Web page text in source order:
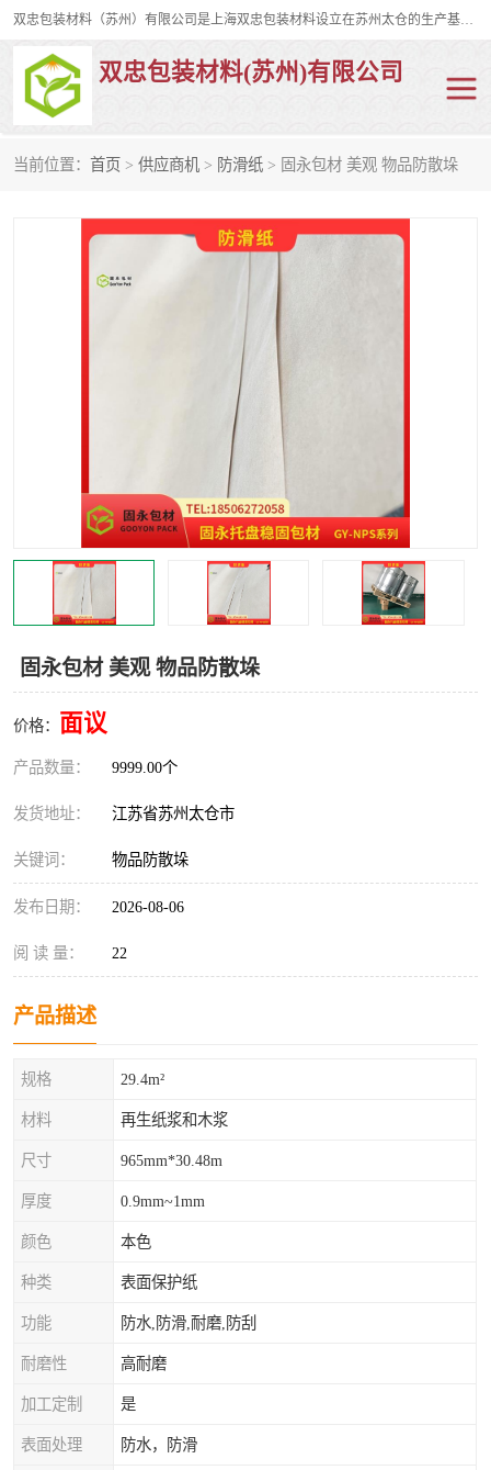
双忠包装材料（苏州）有限公司是上海双忠包装材料设立在苏州太仓的生产基地，占地约2万平米，产品主要有打孔缠绕膜，拉伸蜂窝纸，集装箱充气袋，滑托板，打包带，裹包网兜，防滑纸等箱体和托盘的运输和保护性包材。固永包材®，GooYon Pack®，是我们保护性包装材料的专属品牌。
双忠包装材料(苏州)有限公司
当前位置： 首页 > 供应商机 > 防滑纸 > 固永包材 美观 物品防散垛
固永包材 美观 物品防散垛
价格： 面议
产品数量： 9999.00个
发货地址： 江苏省苏州太仓市
关键词： 物品防散垛
发布日期： 2026-08-06
阅 读 量： 22
产品描述
规格 29.4m²
材料 再生纸浆和木浆
尺寸 965mm*30.48m
厚度 0.9mm~1mm
颜色 本色
种类 表面保护纸
功能 防水,防滑,耐磨,防刮
耐磨性 高耐磨
加工定制 是
表面处理 防水，防滑
裹包网兜 纤维打包带
充气袋
缠绕膜
托盘裹包网兜